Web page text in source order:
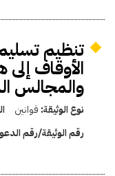
تنظيم تسليم
الأوقاف إلى
والمجالس
نوع الوثيقة: قوانين
رقم الوثيقة/رقم